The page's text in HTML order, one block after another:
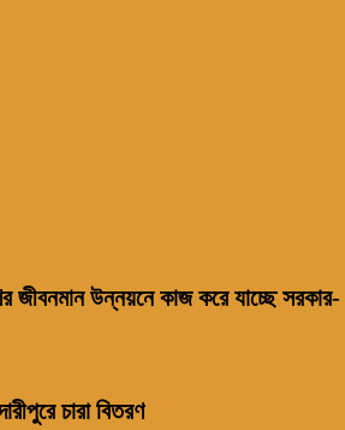
জীবনমান উন্নয়নে কাজ করে যাচ্ছে সরকার-
চারা বিতরণ